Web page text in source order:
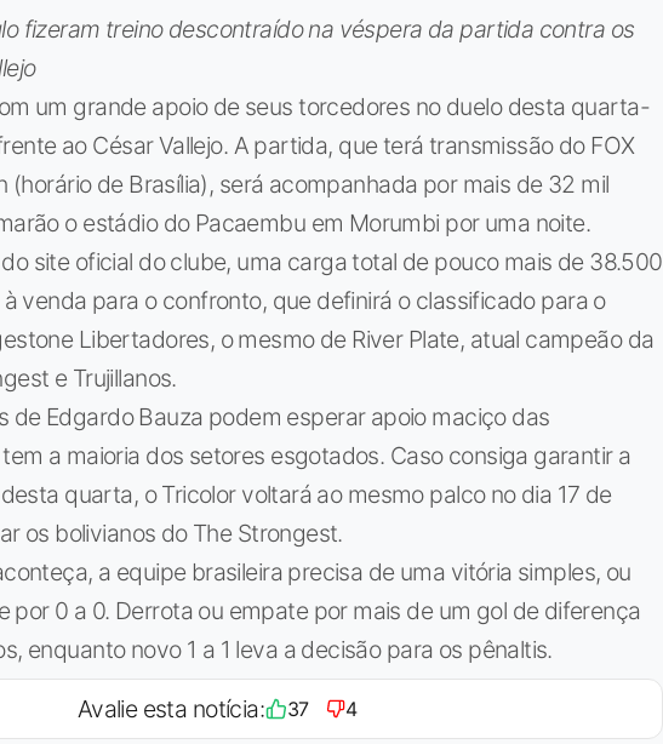
fizeram treino descontraído na véspera da partida contra os
um grande apoio de seus torcedores no duelo desta quarta-
ao César Vallejo. A partida, que terá transmissão do FOX
de Brasília), será acompanhada por mais de 32 mil
o estádio do Pacaembu em Morumbi por uma noite.
site oficial do clube, uma carga total de pouco mais de 38.500
venda para o confronto, que definirá o classificado para o
Libertadores, o mesmo de River Plate, atual campeão da
e Trujillanos.
de Edgardo Bauza podem esperar apoio maciço das
a maioria dos setores esgotados. Caso consiga garantir a
quarta, o Tricolor voltará ao mesmo palco no dia 17 de
os bolivianos do The Strongest.
a equipe brasileira precisa de uma vitória simples, ou
por 0 a 0. Derrota ou empate por mais de um gol de diferença
enquanto novo 1 a 1 leva a decisão para os pênaltis.
Avalie esta notícia: 37 4